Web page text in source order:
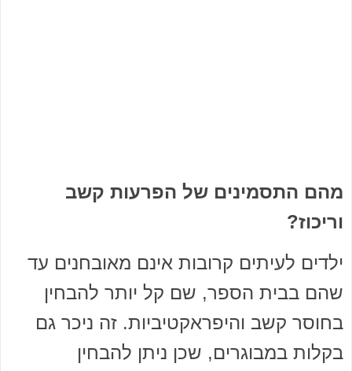
מהם התסמינים של הפרעות קשב
וריכוז?
ילדים לעיתים קרובות אינם מאובחנים עד
שהם בבית הספר, שם קל יותר להבחין
בחוסר קשב והיפראקטיביות. זה ניכר גם
בקלות במבוגרים, שכן ניתן להבחין